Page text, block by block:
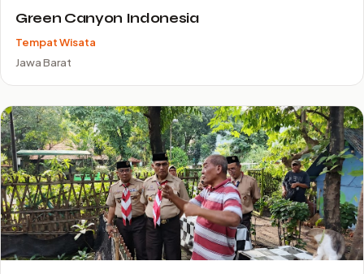
Green Canyon Indonesia
Tempat Wisata
Jawa Barat